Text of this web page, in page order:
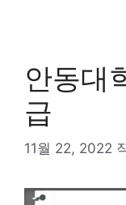
안동대
급
11월 22, 2022